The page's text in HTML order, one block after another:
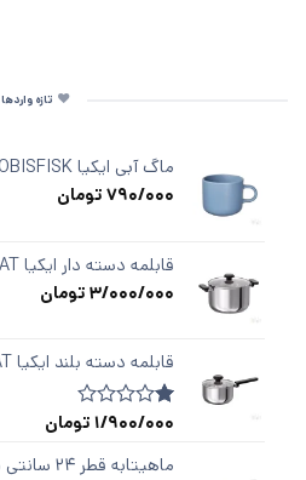
تازه واردها
ماگ آبی ایکیا TOBISFISK
790/000 تومان
قابلمه دسته ‌دار ایکیا MIDDAGSMAT
3/000/000 تومان
قابلمه دسته‌ بلند ایکیا MIDDAGSMAT
امتیازدهی
از
1
1/900/000 تومان
ماهیتابه قطر ۲۴ سانتی متر ایکیا HEMLAGAD